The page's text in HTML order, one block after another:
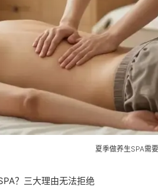
夏季做养生SPA需
？三大理由无法拒绝